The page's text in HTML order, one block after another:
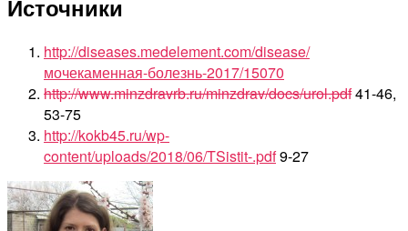
Источники
http://diseases.medelement.com/disease/
мочекаменная-болезнь-2017/15070
http://www.minzdravrb.ru/minzdrav/docs/urol.pdf41-46,
53-75
http://kokb45.ru/wp-
content/uploads/2018/06/TSistit-.pdf9-27